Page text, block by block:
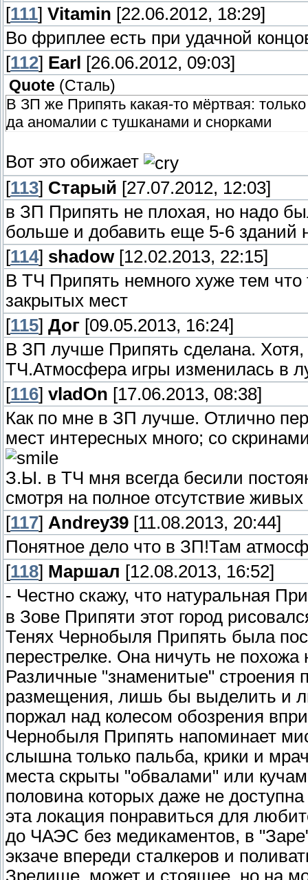
[111] Vitamin [22.06.2012, 18:29]
Во фриплее есть при удачной
[112] Earl [26.06.2012, 09:03]
Quote (Сталь)
В ЗП же Припять какая-то мёртвая:
да аномалии с тушканами и снорками
Вот это обижает
[113] Старый [27.07.2012, 12:03]
в ЗП Припять не плохая, но надо
больше и добавить еще 5-6 зданий
[114] shadow[12.02.2013, 22:15]
В ТЧ Припять немного хуже тем
закрытых мест
[115] Дог [09.05.2013, 16:24]
В ЗП лучше Припять сделана.
ТЧ.Атмосфера игры изменилась в
[116] vladOn [17.06.2013, 08:38]
Как по мне в ЗП лучше. Отлично
мест интересных много; со
З.Ы. в ТЧ мня всегда бесили
смотря на полное отсутствие
[117] Andrey39 [11.08.2013, 20:44]
Понятное дело что в ЗП!Там
[118] Маршал [12.08.2013, 16:52]
- Честно скажу, что натуральная
в Зове Припяти этот город
Тенях Чернобыля Припять была
перестрелке. Она ничуть не похожа
Различные "знаменитые" строения
размещения, лишь бы выделить и
поржал над колесом обозрения
Чернобыля Припять напоминает
слышна только пальба, крики и
места скрыты "обвалами" или
половина которых даже не
эта локация понравиться для
до ЧАЭС без медикаментов, в
экзаче впереди сталкеров и
Зрелище, может и стоящее, но на